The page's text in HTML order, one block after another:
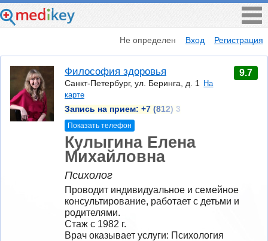
Не определен Вход Регистрация
Философия здоровья
Санкт-Петербург, ул. Беринга, д. 1
На
карте
Запись на прием: +7 (812) 3
Показать телефон
9.7
Кулыгина Елена
Михайловна
Психолог
Проводит индивидуальное и семейное
консультирование, работает с детьми и
родителями.
Стаж с 1982 г.
Врач оказывает услуги: Психология